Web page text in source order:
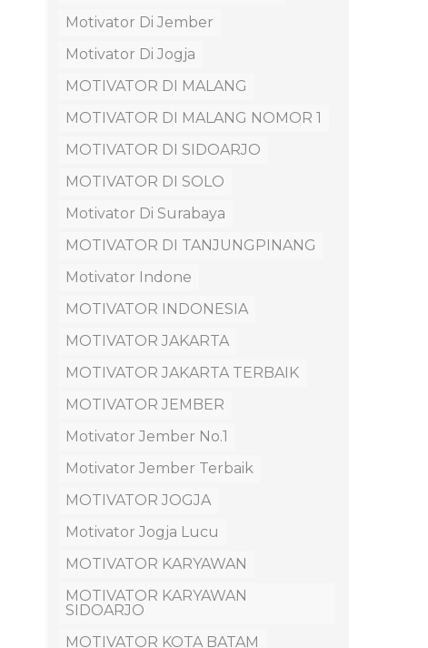
Motivator Di Jember
Motivator Di Jogja
MOTIVATOR DI MALANG
MOTIVATOR DI MALANG NOMOR 1
MOTIVATOR DI SIDOARJO
MOTIVATOR DI SOLO
Motivator Di Surabaya
MOTIVATOR DI TANJUNGPINANG
Motivator Indone
MOTIVATOR INDONESIA
MOTIVATOR JAKARTA
MOTIVATOR JAKARTA TERBAIK
MOTIVATOR JEMBER
Motivator Jember No.1
Motivator Jember Terbaik
MOTIVATOR JOGJA
Motivator Jogja Lucu
MOTIVATOR KARYAWAN
MOTIVATOR KARYAWAN
SIDOARJO
MOTIVATOR KOTA BATAM